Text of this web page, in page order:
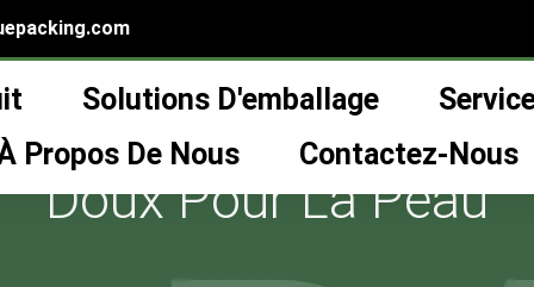
Solutions D'emballage
Propos De Nous
Contactez-Nous
Matériel: Le
Doux Pour La Peau